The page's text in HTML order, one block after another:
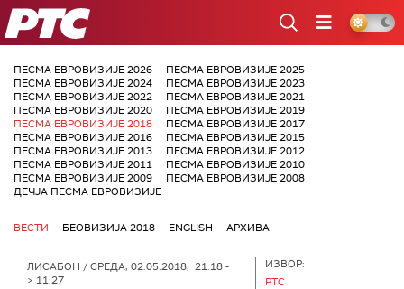
РТС
ПЕСМА ЕВРОВИЗИЈЕ 2026
ПЕСМА ЕВРОВИЗИЈЕ 2025
ПЕСМА ЕВРОВИЗИЈЕ 2024
ПЕСМА ЕВРОВИЗИЈЕ 2023
ПЕСМА ЕВРОВИЗИЈЕ 2022
ПЕСМА ЕВРОВИЗИЈЕ 2021
ПЕСМА ЕВРОВИЗИЈЕ 2020
ПЕСМА ЕВРОВИЗИЈЕ 2019
ПЕСМА ЕВРОВИЗИЈЕ 2018
ПЕСМА ЕВРОВИЗИЈЕ 2017
ПЕСМА ЕВРОВИЗИЈЕ 2016
ПЕСМА ЕВРОВИЗИЈЕ 2015
ПЕСМА ЕВРОВИЗИЈЕ 2013
ПЕСМА ЕВРОВИЗИЈЕ 2012
ПЕСМА ЕВРОВИЗИЈЕ 2011
ПЕСМА ЕВРОВИЗИЈЕ 2010
ПЕСМА ЕВРОВИЗИЈЕ 2009
ПЕСМА ЕВРОВИЗИЈЕ 2008
ДЕЧЈА ПЕСМА ЕВРОВИЗИЈЕ
ВЕСТИ БЕОВИЗИЈА 2018 ENGLISH АРХИВА
ЛИСАБОН / СРЕДА, 02.05.2018, 21:18 -
> 11:27
ИЗВОР:
РТС